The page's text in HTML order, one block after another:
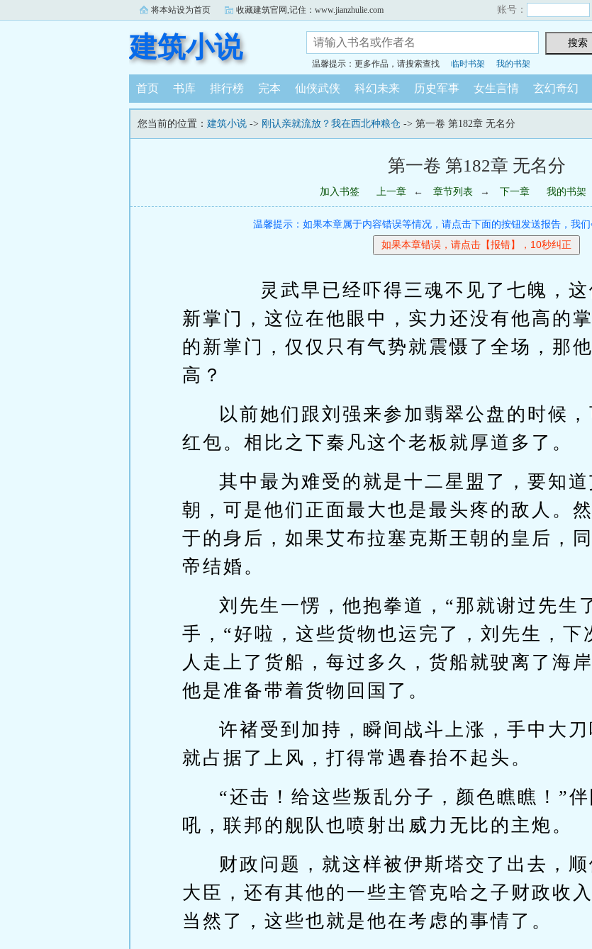
将本站设为首页 收藏建筑官网,记住：www.jianzhulie.com 账号：
建筑小说
温馨提示：更多作品，请搜索查找 临时书架 我的书架
首页 书库 排行榜 完本 仙侠武侠 科幻未来 历史军事 女生言情 玄幻奇幻
您当前的位置： 建筑小说 -> 刚认亲就流放？我在西北种粮仓 -> 第一卷 第182章 无名分
第一卷 第182章 无名分
加入书签 上一章 ← 章节列表 → 下一章 我的书架
温馨提示：如果本章属于内容错误等情况，请点击下面的按钮发送报告，我
灵武早已经吓得三魂不见了七魄，这
新掌门，这位在他眼中，实力还没有他高的
的新掌门，仅仅只有气势就震慑了全场，那
高？
以前她们跟刘强来参加翡翠公盘的时候
红包。相比之下秦凡这个老板就厚道多了。
其中最为难受的就是十二星盟了，要知
朝，可是他们正面最大也是最头疼的敌人。
于的身后，如果艾布拉塞克斯王朝的皇后，
帝结婚。
刘先生一愣，他抱拳道，“那就谢过先生
手，“好啦，这些货物也运完了，刘先生，下
人走上了货船，每过多久，货船就驶离了海
他是准备带着货物回国了。
许褚受到加持，瞬间战斗上涨，手中大
就占据了上风，打得常遇春抬不起头。
“还击！给这些叛乱分子，颜色瞧瞧！”
吼，联邦的舰队也喷射出威力无比的主炮。
财政问题，就这样被伊斯塔交了出去，
大臣，还有其他的一些主管克哈之子财政收
当然了，这些也就是他在考虑的事情了。